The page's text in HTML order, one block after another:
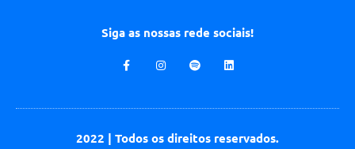
Siga as nossas rede sociais!
2022 | Todos os direitos reservados.